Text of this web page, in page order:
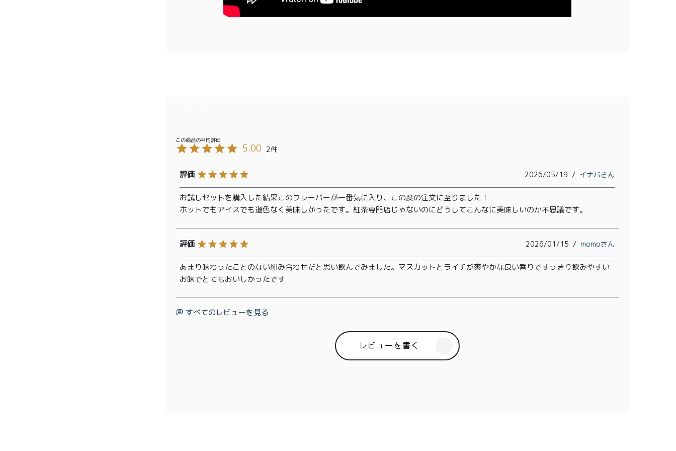
¥2,000〜
¥3,999
メンバー
会社概要
特定商取引法に基づく表記
5.00 2
イナバ
2026/05/19
お試しセットを購入した結果このフレーバーが一番気に入り、この度の注文に至りました！
ホットでもアイスでも遜色なく美味しかったです。紅茶専門店じゃないのにどうしてこんなに美味しいのか不思議です。
momo
2026/01/15
あまり味わったことのない組み合わせだと思い飲んでみました。マスカットとライチが爽やかな良い香りですっきり飲みやすい
お味でとてもおいしかったです
すべてのレビューを見る
レビューを書く